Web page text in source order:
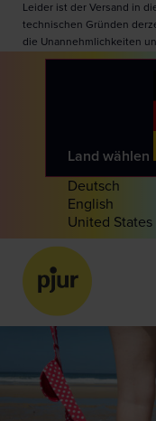
Leider ist der Versand in
technischen Gründen
die Unannehmlichkeiten
Land wählen
Deutsch
English
United States